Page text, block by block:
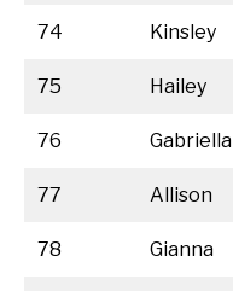
74 Kinsley
75 Hailey
76 Gabriella
77 Allison
78 Gianna